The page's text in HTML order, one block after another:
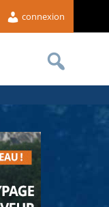
connexion